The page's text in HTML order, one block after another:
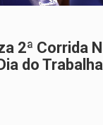
2ª Corrida
do